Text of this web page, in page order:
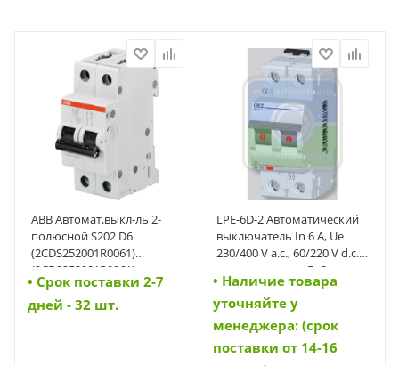
ABB Автомат.выкл-ль 2-
полюсной S202 D6
(2CDS252001R0061)
(2CDS252001R0061)
• Cрок поставки 2-7
дней - 32 шт.
LPE-6D-2 Автоматический
выключатель In 6 A, Ue
230/400 V a.c., 60/220 V d.c.,
характеристика D, 2-полюс,
Icn 6 kA (34699)
• Наличие товара
уточняйте у
менеджера: (срок
поставки от 14-16